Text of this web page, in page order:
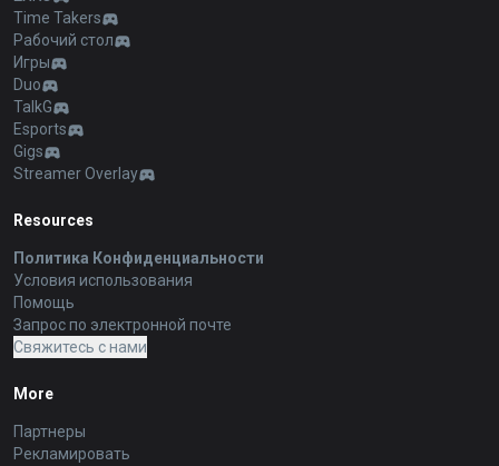
Time Takers
Рабочий стол
Игры
Duo
TalkG
Esports
Gigs
Streamer Overlay
Resources
Политика Конфиденциальности
Условия использования
Помощь
Запрос по электронной почте
Свяжитесь с нами
More
Партнеры
Рекламировать